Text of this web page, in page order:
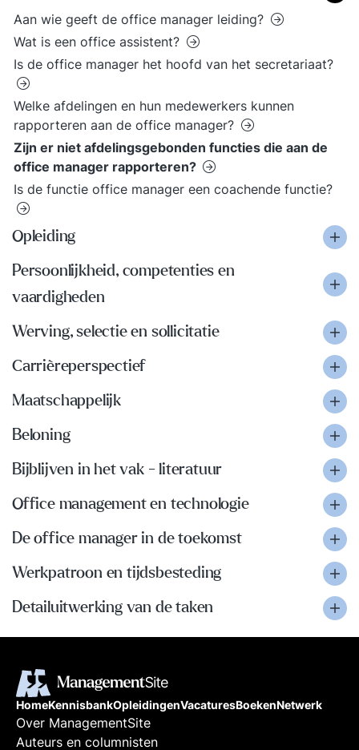
Aan wie geeft de office manager leiding?
Wat is een office assistent?
Is de office manager het hoofd van het secretariaat?
Welke afdelingen en hun medewerkers kunnen
rapporteren aan de office manager?
Zijn er niet afdelingsgebonden functies die aan de
office manager rapporteren?
Is de functie office manager een coachende functie?
Opleiding
Persoonlijkheid, competenties en
vaardigheden
Werving, selectie en sollicitatie
Carrièreperspectief
Maatschappelijk
Beloning
Bijblijven in het vak - literatuur
Office management en technologie
De office manager in de toekomst
Werkpatroon en tijdsbesteding
Detailuitwerking van de taken
HomeKennisbankOpleidingenVacaturesBoekenNetwerk
Over ManagementSite
Auteurs en columnisten